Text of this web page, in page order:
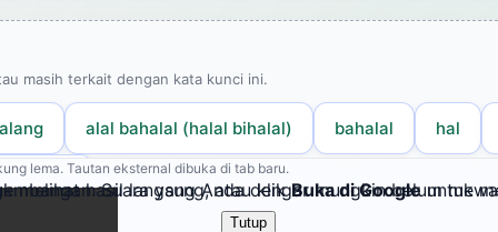
lema. Tautan eksternal dibuka di tab baru.
Tutup
Suara yang Anda dengar mungkin belum
melihat hasil langsung, atau klikBuka di Googleuntuk
masih terkait dengan kata kunci ini.
alal bahalal (halal bihalal) bahalal hal